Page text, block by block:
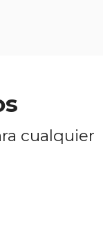
cualquier